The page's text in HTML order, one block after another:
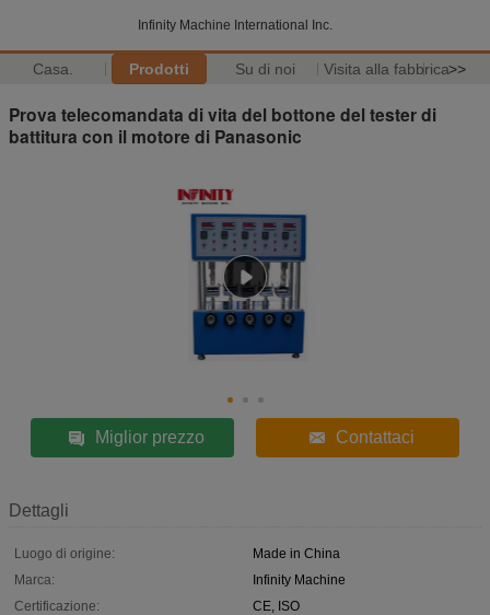
Infinity Machine International Inc.
Casa. Prodotti Su di noi Visita alla fabbrica>>
Prova telecomandata di vita del bottone del tester di
battitura con il motore di Panasonic
Miglior prezzo Contattaci
Dettagli
Luogo di origine:
Made in China
Marca:
Infinity Machine
Certificazione:
CE, ISO